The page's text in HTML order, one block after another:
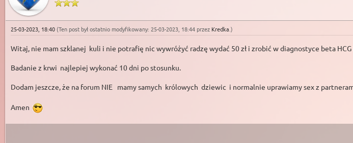
25-03-2023, 18:40 (Ten post był ostatnio modyfikowany: 25-03-2023, 18:44 przez Kredka .)
Witaj, nie mam szklanej kuli i nie potrafię nic wywróżyć radzę wydać 50 zł i zrobić w diagnostyce beta
Badanie z krwi najlepiej wykonać 10 dni po stosunku.
Dodam jeszcze, że na forum NIE mamy samych królowych dziewic i normalnie uprawiamy sex z
Amen